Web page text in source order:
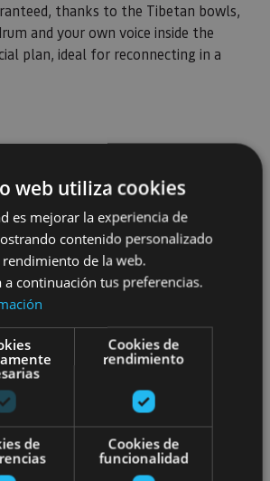
thanks to the Tibetan bowls,
and your own voice inside the
plan, ideal for reconnecting in a
guiadas Otros
web utiliza cookies
es mejorar la experiencia de
contenido personalizado
de la web.
a continuación tus preferencias.
Cookies de
rendimiento
de
Cookies de
funcionalidad